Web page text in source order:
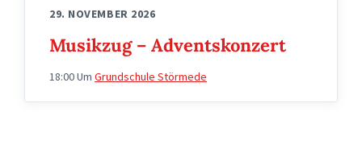
29. NOVEMBER 2026
Musikzug – Adventskonzert
18:00Um Grundschule Störmede